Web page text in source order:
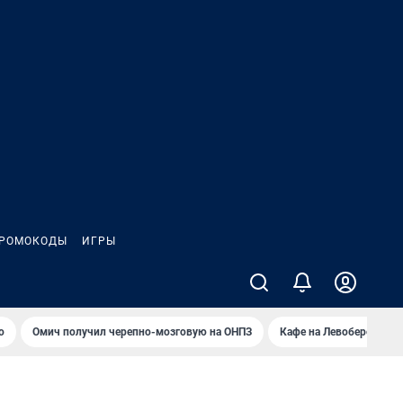
ИГРЫ
Омич получил черепно-мозговую на ОНПЗ Кафе на Левобережье